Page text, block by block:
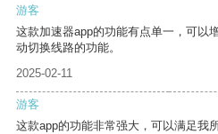
游客
这款加速器app的功能有点单一，可以
动切换线路的功能。
2025-02-11
游客
这款app的功能非常强大，可以满足我